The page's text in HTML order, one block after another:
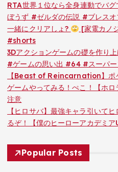
RTA世界１位なら全身連動でバ
ぼうず #ゼルダの伝説 #ブレスオ
一緒にクリアしょ?
[家電カノ
#shorts
3Dアクションゲームの礎を作り
#ゲームの思い出 #64 #スーパ
【Beast of Reincarnation】ポ
ゲームやってみる！ぺこ！【ホ
注意
【ヒロサバ】最強キャラ引いて
るぞ！【僕のヒーローアカデミ
Popular Posts